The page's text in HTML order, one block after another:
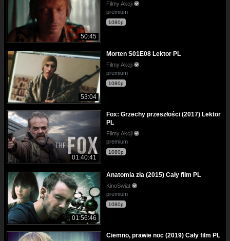
50:45
Filmy Akcji
premium
1080p
53:04
Morten S01E08 Lektor PL
Filmy Akcji
premium
1080p
01:40:41
Fox: Grzechy przeszłości (2017) Lektor
PL
Filmy Akcji
premium
1080p
01:56:46
Anatomia zła (2015) Cały film PL
KinoSwiat
premium
1080p
Ciemno, prawie noc (2019) Cały film PL